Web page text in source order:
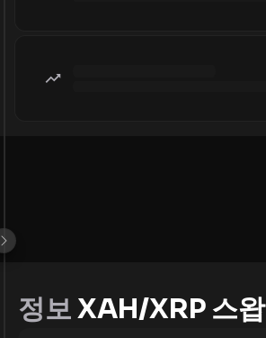
정보XAH/XRP 스왑